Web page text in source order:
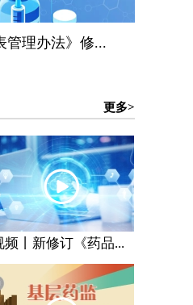
管理办法》修...
更多>
频丨新修订《药品...